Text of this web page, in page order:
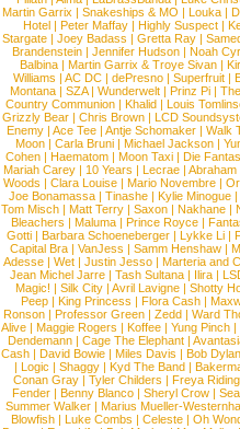
Martin Garrix | Snakeships & MO | Louka |
Hotel | Peter Maffay | Highly Suspect |
Stargate |Joey Badass |Gretta Ray |
Brandenstein |Jennifer Hudson |Noah
Balbina | Martin Garrix & Troye Sivan |
Williams |AC DC |dePresno |Superfruit |
Montana |SZA|Wunderwelt |Prinz Pi |
Country Communion | Khalid | Louis
Grizzly Bear | Chris Brown | LCD
Enemy | Ace Tee | Antje Schomaker | Walk
Moon |Carla Bruni |Michael Jackson |
Cohen |Haematom |Moon Taxi |Die
Mariah Carey | 10 Years | Lecrae | Abraham
Woods |Clara Louise |Mario Novembre |
Joe Bonamassa | Tinashe | Kylie Minogue |
Tom Misch |Matt Terry |Saxon |Nakhane |
Bleachers | Maluma | Prince Royce |
Gotti |Barbara Schoeneberger |Lykke Li |
Capital Bra |VanJess |Samm Henshaw |
Adesse |Wet |Justin Jesso |Marteria and
Jean Michel Jarre |Tash Sultana | Ilira |
Magic! | Silk City | Avril Lavigne | Shotty
Peep |King Princess |Flora Cash |
Ronson |Professor Green |Zedd |Ward
Alive |Maggie Rogers |Koffee |Yung Pinch |
Dendemann |Cage The Elephant |
Cash | David Bowie | Miles Davis | Bob Dylan
|Logic |Shaggy |Kyd The Band |
Conan Gray |Tyler Childers |Freya
Fender |Benny Blanco |Sheryl Crow |
Summer Walker |Marius Mueller-
Blowfish | Luke Combs | Celeste | Oh